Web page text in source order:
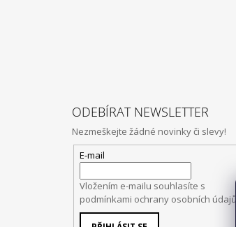
ODEBÍRAT NEWSLETTER
Nezmeškejte žádné novinky či slevy!
E-mail
Vložením e-mailu souhlasíte s
podmínkami ochrany osobních údajů